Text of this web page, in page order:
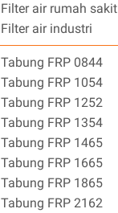
Filter air rumah sakit
Filter air industri
Tabung FRP 0844
Tabung FRP 1054
Tabung FRP 1252
Tabung FRP 1354
Tabung FRP 1465
Tabung FRP 1665
Tabung FRP 1865
Tabung FRP 2162